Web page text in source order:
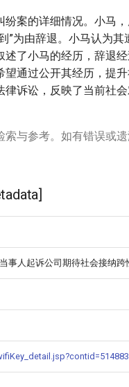
案的详细情况。小马
”为由辞退。小马认为
了小马的经历，辞退
通过公开其经历，提
诉讼，反映了当前社
与参考。如有错误或
事人起诉公司期待社会接纳跨